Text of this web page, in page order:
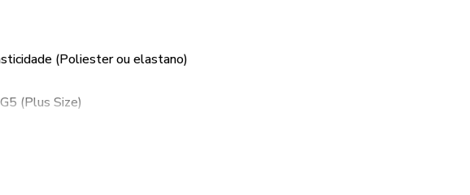
(Poliester ou elastano)
(Plus Size)
em tamanho real.